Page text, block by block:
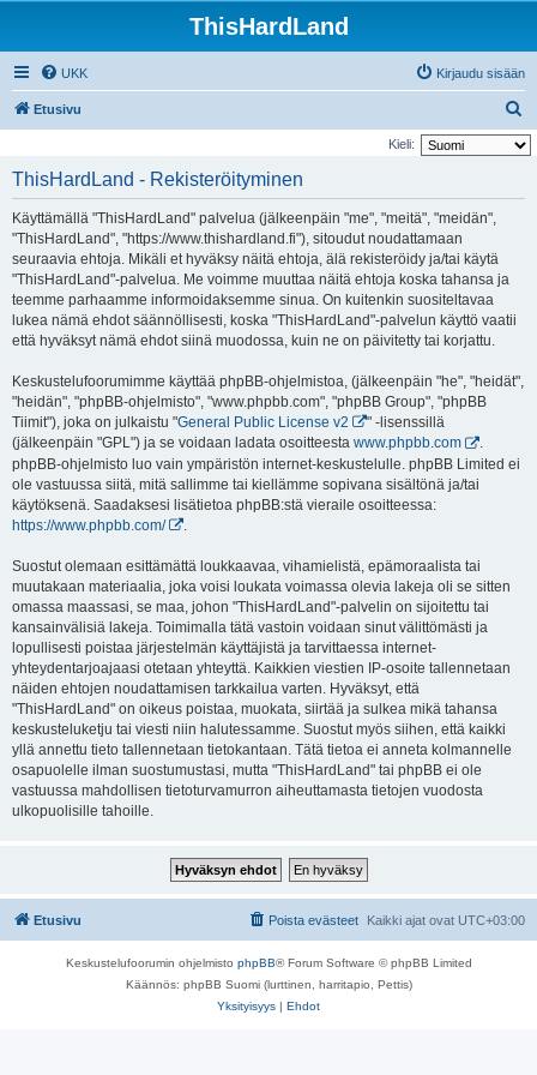
ThisHardLand
UKK Kirjaudu sisään
Etusivu
t
Kieli:
ThisHardLand - Rekisteröityminen
Käyttämällä "ThisHardLand" palvelua (jälkeenpäin "me", "meitä", "meidän",
"ThisHardLand", "https://www.thishardland.fi"), sitoudut noudattamaan
seuraavia ehtoja. Mikäli et hyväksy näitä ehtoja, älä rekisteröidy ja/tai käytä
"ThisHardLand"-palvelua. Me voimme muuttaa näitä ehtoja koska tahansa ja
teemme parhaamme informoidaksemme sinua. On kuitenkin suositeltavaa
lukea nämä ehdot säännöllisesti, koska "ThisHardLand"-palvelun käyttö vaatii
että hyväksyt nämä ehdot siinä muodossa, kuin ne on päivitetty tai korjattu.
Keskustelufoorumimme käyttää phpBB-ohjelmistoa, (jälkeenpäin "he", "heidät",
"heidän", "phpBB-ohjelmisto", "www.phpbb.com", "phpBB Group", "phpBB
Tiimit"), joka on julkaistu "General Public License v2
" -lisenssillä
(jälkeenpäin "GPL") ja se voidaan ladata osoitteesta www.phpbb.com
.
phpBB-ohjelmisto luo vain ympäristön internet-keskustelulle. phpBB Limited ei
ole vastuussa siitä, mitä sallimme tai kiellämme sopivana sisältönä ja/tai
käytöksenä. Saadaksesi lisätietoa phpBB:stä vieraile osoitteessa:
https://www.phpbb.com/
Suostut olemaan esittämättä loukkaavaa, vihamielistä, epämoraalista tai
muutakaan materiaalia, joka voisi loukata voimassa olevia lakeja oli se sitten
omassa maassasi, se maa, johon "ThisHardLand"-palvelin on sijoitettu tai
kansainvälisiä lakeja. Toimimalla tätä vastoin voidaan sinut välittömästi ja
lopullisesti poistaa järjestelmän käyttäjistä ja tarvittaessa internet-
yhteydentarjoajaasi otetaan yhteyttä. Kaikkien viestien IP-osoite tallennetaan
näiden ehtojen noudattamisen tarkkailua varten. Hyväksyt, että
"ThisHardLand" on oikeus poistaa, muokata, siirtää ja sulkea mikä tahansa
keskusteluketju tai viesti niin halutessamme. Suostut myös siihen, että kaikki
yllä annettu tieto tallennetaan tietokantaan. Tätä tietoa ei anneta kolmannelle
osapuolelle ilman suostumustasi, mutta "ThisHardLand" tai phpBB ei ole
vastuussa mahdollisen tietoturvamurron aiheuttamasta tietojen vuodosta
ulkopuolisille tahoille.
Etusivu Kaikki ajat ovat UTC+03:00
Poista evästeet
Keskustelufoorumin ohjelmisto phpBB® Forum Software © phpBB Limited
Käännös: phpBB Suomi (lurttinen, harritapio, Pettis)
Yksityisyys | Ehdot